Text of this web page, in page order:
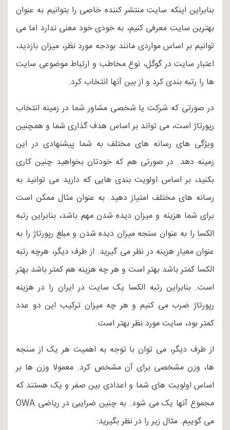
بنابراین اینکه سایت منتشر کننده خاصی را بتوانیم به عنوان
بهترین سایت معرفی کنیم، به خودی خود معنی ندارد اما می
توانیم بر اساس مواردی مانند بودجه مورد نظر، میزان بازدید،
اعتبار سایت در گوگل، نوع مخاطب و ارتباط موضوعی سایت
ها را رتبه بندی کرد و از بین آنها انتخاب کرد.
در صورتی که شرکت یا شخصی مشاور شما در زمینه انتخاب
رپورتاژ است، می تواند بر اساس هدف گذاری شما و همچنین
ویژگی های رسانه های مختلف به شما پیشنهادی در این
زمینه دهد. در صورتی هم که خودتان بخواهید چنین کاری
بکنید، بر اساس اولویت بندی هایی که دارید می توانید به
رسانه های مختلف امتیاز دهید. به عنوان مثال ممکن است
برای شما هزینه و میزان دیده شدن مهم باشد، بنابراین رتبه
الکسا را به عنوان سنجه میزان دیده شدن و مبلغ رپورتاژ را به
عنوان معیار هزینه در نظر می گیرید. از طرف دیگر، هرچه رتبه
الکسا کمتر باشد بهتر است و هر چه هزینه هم کمتر باشد بهتر
است. بنابراین رتبه الکسا یک سایت در ایران را در هزینه
رپورتاژ ضرب می کنیم و هر چه میزان ترکیب این دو عدد
کمتر بود، سایت مورد نظر بهتر است.
از طرف دیگر، می توان با توجه به اهمیت هر یک از سنجه
ها، وزن مشخصی برای آن مشخص کرد. معمولا وزن ها بر
اساس اولویت های شما و اعدادی بین صفر و یک هستند که
مجموع آنها یک می شود. به چنین ضرایبی در ریاضی OWA
می گوییم. مثال زیر را در نظر بگیرید: